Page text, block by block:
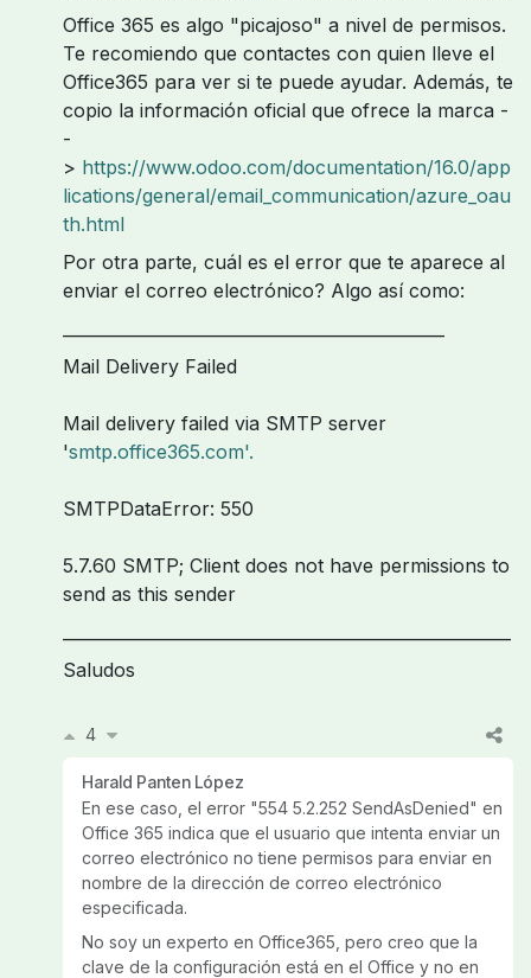
Office 365 es algo "picajoso" a nivel de permisos.
Te recomiendo que contactes con quien lleve el
Office365 para ver si te puede ayudar. Además, te
copio la información oficial que ofrece la marca -
-
> https://www.odoo.com/documentation/16.0/app
lications/general/email_communication/azure_oau
th.html
Por otra parte, cuál es el error que te aparece al
enviar el correo electrónico? Algo así como:
Mail Delivery Failed
Mail delivery failed via SMTP server
'smtp.office365.com'.
SMTPDataError: 550
5.7.60 SMTP; Client does not have permissions to
send as this sender
Saludos
4
Harald Panten López
En ese caso, el error "554 5.2.252 SendAsDenied" en
Office 365 indica que el usuario que intenta enviar un
correo electrónico no tiene permisos para enviar en
nombre de la dirección de correo electrónico
especificada.
No soy un experto en Office365, pero creo que la
clave de la configuración está en el Office y no en